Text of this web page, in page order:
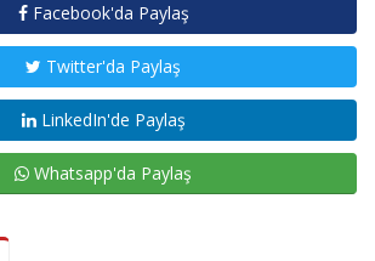
Facebook'da Paylaş
Twitter'da Paylaş
LinkedIn'de Paylaş
Whatsapp'da Paylaş